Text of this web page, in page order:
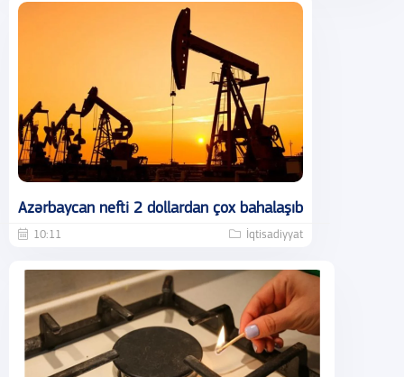
Azərbaycan nefti 2 dollardan çox bahalaşıb
10:11 İqtisadiyyat